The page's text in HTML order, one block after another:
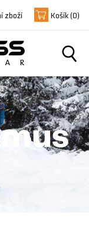
zboží Košík(0)